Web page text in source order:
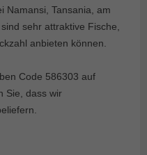
Namansi, Tansania, am
sehr attraktive Fische,
anbieten können.
Code 586303 auf
Sie, dass wir